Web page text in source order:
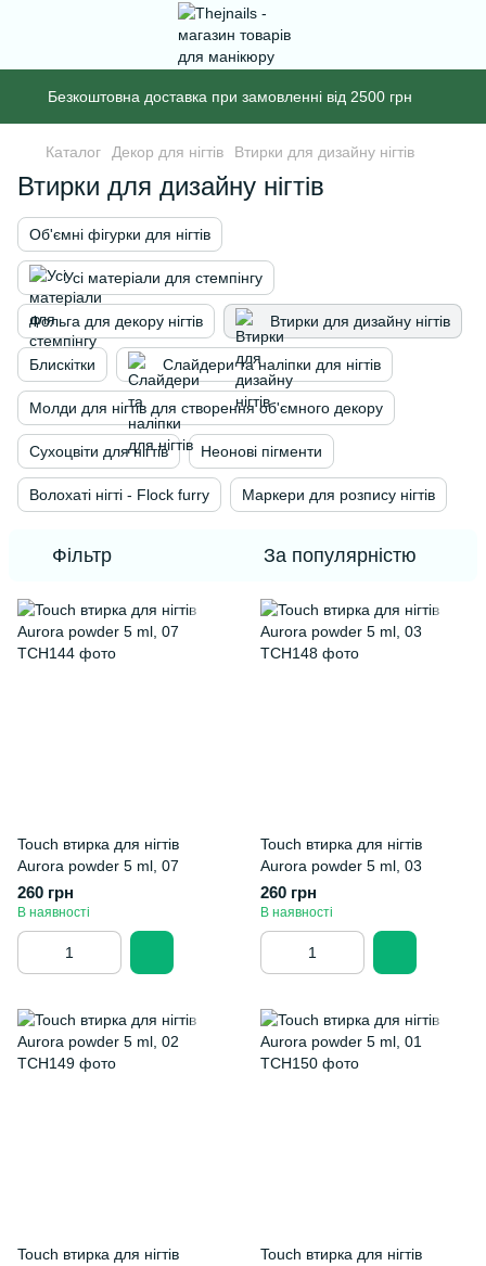
Безкоштовна доставка при замовленні від 2500 грн
Каталог Декор для нігтів Втирки для дизайну нігтів
Втирки для дизайну нігтів
Об'ємні фігурки для нігтів
Усі матеріали для стемпінгу
Фольга для декору нігтів Втирки для дизайну нігтів
Блискітки Слайдери та наліпки для нігтів
Молди для нігтів для створення об'ємного декору
Сухоцвіти для нігтів Неонові пігменти
Волохаті нігті - Flock furry Маркери для розпису нігтів
Фільтр За популярністю
Touch втирка для нігтів
Aurora powder 5 ml, 07
260 грн
В наявності
Touch втирка для нігтів
Aurora powder 5 ml, 03
260 грн
В наявності
Touch втирка для нігтів
Touch втирка для нігтів